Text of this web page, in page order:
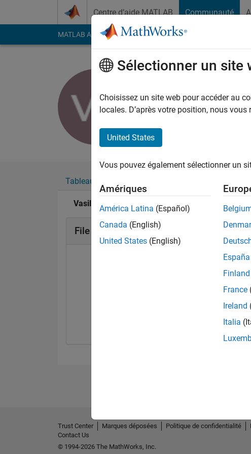
Centre d’aide MATLAB Communauté
MATLAB Answers File Exchange Cody
Last seen: presque 6 ans il
Followers:0Following:0
Tableau de bord
Vasily Ruzov's Badges
File Exchange Badges
Sélectionner un site
Choisissez un site web pour accéder au
locales. D’après votre position, nous
United States
Vous pouvez également sélectionner un
Amériques
América Latina (Español)
Canada (English)
United States (English)
España
Finland
France
Ireland
Italia
Trust Center Marques déposées Politique de confidentialité
Contact Us
© 1994-2026 The MathWorks, Inc.